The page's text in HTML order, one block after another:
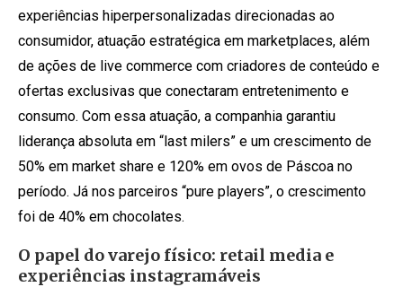
experiências hiperpersonalizadas direcionadas ao
consumidor, atuação estratégica em marketplaces, além
de ações de live commerce com criadores de conteúdo e
ofertas exclusivas que conectaram entretenimento e
consumo. Com essa atuação, a companhia garantiu
liderança absoluta em “last milers” e um crescimento de
50% em market share e 120% em ovos de Páscoa no
período. Já nos parceiros “pure players”, o crescimento
foi de 40% em chocolates.
O papel do varejo físico: retail media e
experiências instagramáveis